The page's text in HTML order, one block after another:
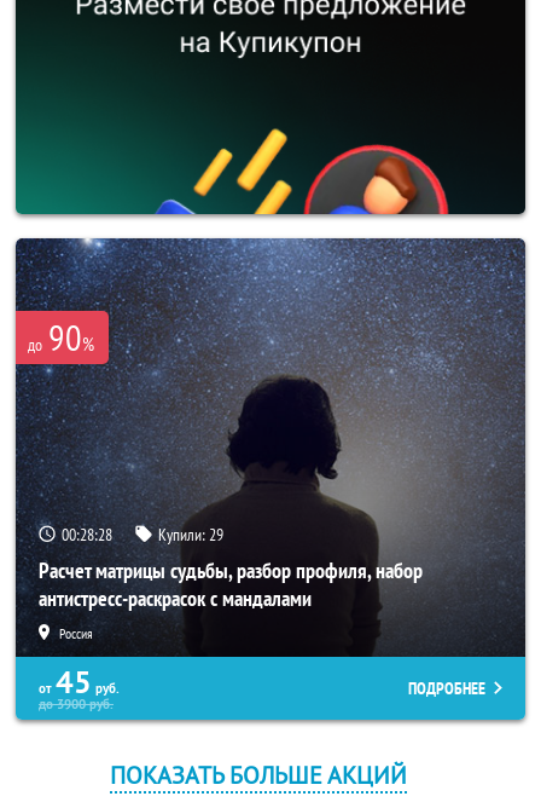
до 90%
00:28:25 Купили:29
Расчет матрицы судьбы, разбор профиля, набор
антистресс-раскрасок с мандалами
Россия
от 45 руб.
до3900руб.
ПОДРОБНЕЕ
ПОКАЗАТЬ БОЛЬШЕ АКЦИЙ